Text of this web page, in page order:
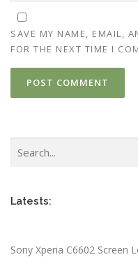
SAVE MY NAME, EMAIL,
FOR THE NEXT TIME I
Latests:
Sony Xperia C6602 Screen